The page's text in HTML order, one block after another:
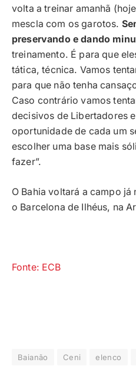
volta a treinar amanhã
mescla com os garotos.
preservando e dando
treinamento. É para que
tática, técnica. Vamos
para que não tenha
Caso contrário vamos
decisivos de Libertadores
oportunidade de cada um
escolher uma base mais
fazer”.
O Bahia voltará a campo
o Barcelona de Ilhéus, na
Fonte: ECB
Baianão Ceni elenco